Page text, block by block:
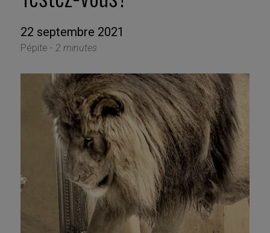
22 septembre 2021
Pépite - 2 minutes